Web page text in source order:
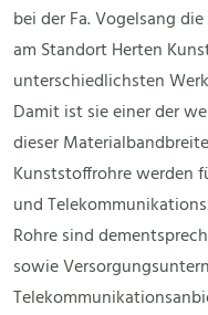
bei der Fa. Vogelsang
am Standort Herten
unterschiedlichsten
Damit ist sie einer der
dieser
Kunststoffrohre werden
und
Rohre sind
sowie